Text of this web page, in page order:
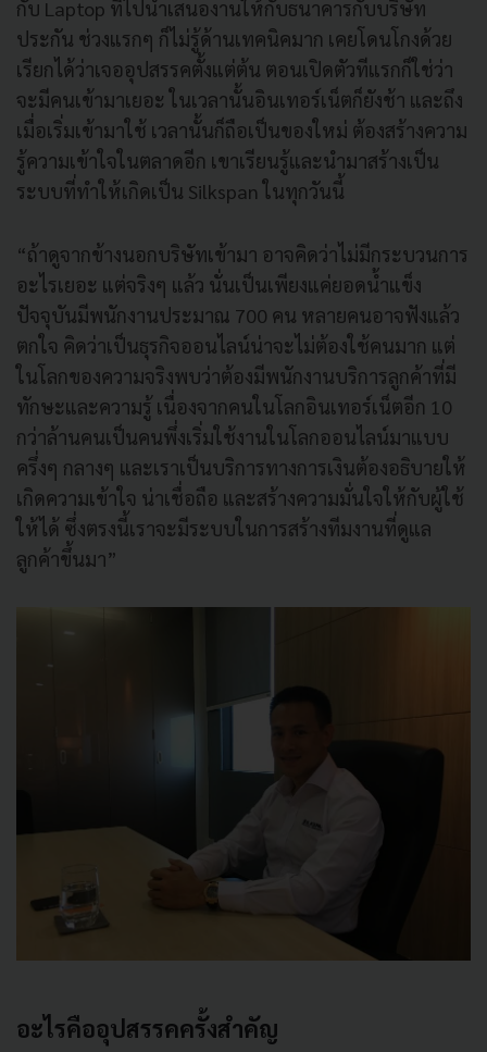
กับ Laptop ที่ไปนำเสนองานให้กับธนาคารกับบริษัท
ประกัน ช่วงแรกๆ ก็ไม่รู้ด้านเทคนิคมาก เคยโดนโกงด้วย
เรียกได้ว่าเจออุปสรรคตั้งแต่ต้น ตอนเปิดตัวทีแรกก็ใช่ว่า
จะมีคนเข้ามาเยอะ ในเวลานั้นอินเทอร์เน็ตก็ยังช้า และถึง
เมื่อเริ่มเข้ามาใช้ เวลานั้นก็ถือเป็นของใหม่ ต้องสร้างความ
รู้ความเข้าใจในตลาดอีก เขาเรียนรู้และนำมาสร้างเป็น
ระบบที่ทำให้เกิดเป็น Silkspan ในทุกวันนี้
“ถ้าดูจากข้างนอกบริษัทเข้ามา อาจคิดว่าไม่มีกระบวนการ
อะไรเยอะ แต่จริงๆ แล้ว นั่นเป็นเพียงแค่ยอดน้ำแข็ง
ปัจจุบันมีพนักงานประมาณ 700 คน หลายคนอาจฟังแล้ว
ตกใจ คิดว่าเป็นธุรกิจออนไลน์น่าจะไม่ต้องใช้คนมาก แต่
ในโลกของความจริงพบว่าต้องมีพนักงานบริการลูกค้าที่มี
ทักษะและความรู้ เนื่องจากคนในโลกอินเทอร์เน็ตอีก 10
กว่าล้านคนเป็นคนพึ่งเริ่มใช้งานในโลกออนไลน์มาแบบ
ครึ่งๆ กลางๆ และเราเป็นบริการทางการเงินต้องอธิบายให้
เกิดความเข้าใจ น่าเชื่อถือ และสร้างความมั่นใจให้กับผู้ใช้
ให้ได้ ซึ่งตรงนี้เราจะมีระบบในการสร้างทีมงานที่ดูแล
ลูกค้าขึ้นมา”
อะไรคืออุปสรรคครั้งสำคัญ